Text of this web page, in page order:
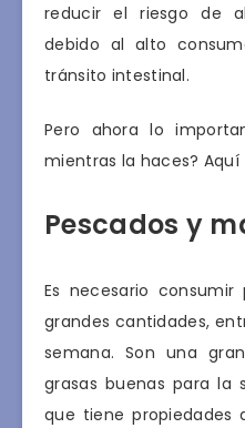
reducir el riesgo de
debido al alto
tránsito intestinal.
Pero ahora lo
mientras la haces?
Pescados y
Es necesario
grandes cantidades,
semana. Son una
grasas buenas para la
que tiene propiedades